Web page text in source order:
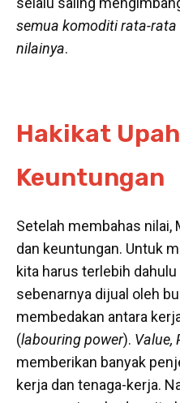
semua komoditi rata-
nilainya.
Hakikat
Keuntungan
Setelah membahas nilai,
dan keuntungan. Untuk
kita harus terlebih
sebenarnya dijual oleh
membedakan antara
(labouring power). Value,
memberikan banyak
kerja dan tenaga-kerja.